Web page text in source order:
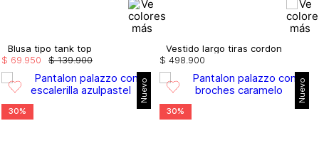
Blusa tipo tank top
$ 139.900
$ 69 950
Vestido largo tiras cordon
$ 498 900
Nuevo
30%
Nuevo
30%